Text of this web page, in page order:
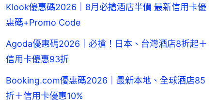
Klook優惠碼2026｜8月必搶酒店半價 最新信用卡優
惠碼+Promo Code
Agoda優惠碼2026｜必搶！日本、台灣酒店8折起＋
信用卡優惠93折
Booking.com優惠碼2026｜最新本地、全球酒店85
折＋信用卡優惠10%